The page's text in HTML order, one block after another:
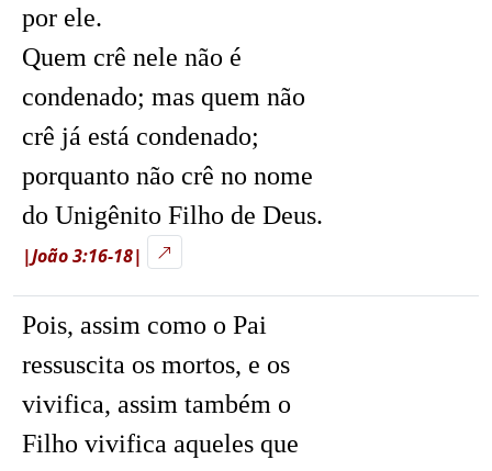
por ele.
Quem crê nele não é
condenado; mas quem não
crê já está condenado;
porquanto não crê no nome
do Unigênito Filho de Deus.
|João 3:16-18|
Pois, assim como o Pai
ressuscita os mortos, e os
vivifica, assim também o
Filho vivifica aqueles que